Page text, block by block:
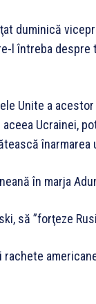
duminică
l întreba
Unite a
Ucrainei,
înarmarea
în marja
să ”forţeze